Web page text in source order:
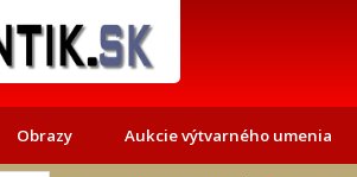
Obrazy Aukcie výtvarného umenia